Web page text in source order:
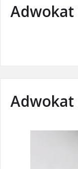
Adwokat
Adwokat